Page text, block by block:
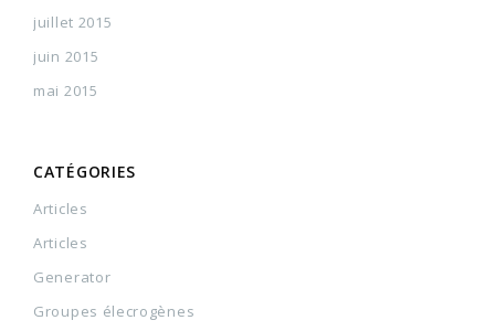
juillet 2015
juin 2015
mai 2015
CATÉGORIES
Articles
Articles
Generator
Groupes élecrogènes